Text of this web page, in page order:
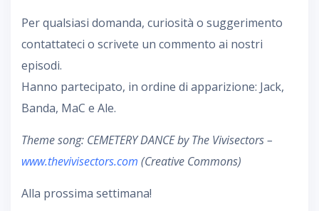
Per qualsiasi domanda, curiosità o suggerimento
contattateci o scrivete un commento ai nostri
episodi.
Hanno partecipato, in ordine di apparizione: Jack,
Banda, MaC e Ale.
Theme song: CEMETERY DANCE by The Vivisectors –
www.thevivisectors.com (Creative Commons)
Alla prossima settimana!